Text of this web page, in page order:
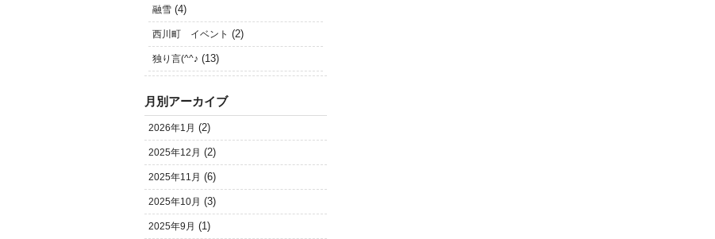
融雪 (4)
西川町 イベント (2)
独り言(^^♪ (13)
月別アーカイブ
2026年1月 (2)
2025年12月 (2)
2025年11月 (6)
2025年10月 (3)
2025年9月 (1)